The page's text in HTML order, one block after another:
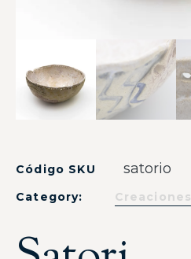
Código SKU satorio
Category: Creaciones